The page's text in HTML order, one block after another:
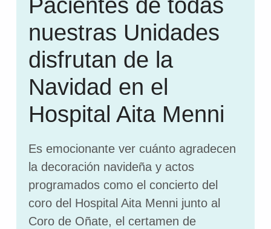
Pacientes de todas
nuestras Unidades
disfrutan de la
Navidad en el
Hospital Aita Menni
Es emocionante ver cuánto agradecen
la decoración navideña y actos
programados como el concierto del
coro del Hospital Aita Menni junto al
Coro de Oñate, el certamen de